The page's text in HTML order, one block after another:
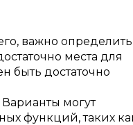
важно
места для
быть достаточно
могут
функций, таких